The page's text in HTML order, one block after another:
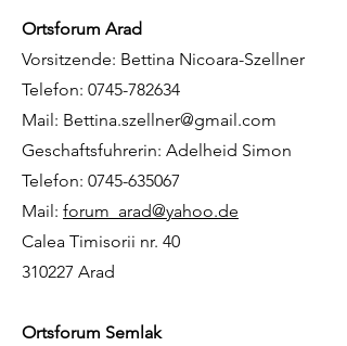
Ortsforum Arad
Vorsitzende: Bettina Nicoara-Szellner
Telefon: 0745-782634
Mail: Bettina.szellner@gmail.com
Geschaftsfuhrerin: Adelheid Simon
Telefon: 0745-635067
Mail: forum_arad@yahoo.de
Calea Timisorii nr. 40
310227 Arad
Ortsforum Semlak